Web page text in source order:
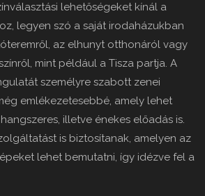
lehetőségeket kínál a
legyen szó a saját irodaházukban
az elhunyt otthonáról vagy
mint például a Tisza partja. A
személyre szabott zenei
emlékezetesebbé, amely lehet
illetve énekes előadás is.
is biztosítanak, amelyen az
lehet bemutatni, így idézve fel a